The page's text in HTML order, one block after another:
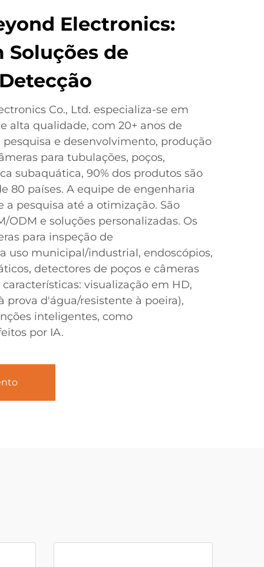
Electronics:
Soluções de
Co., Ltd. especializa-se em
alta qualidade, com 20+ anos de
e desenvolvimento, produção
para tubulações, poços,
subaquática, 90% dos produtos são
80 países. A equipe de engenharia
a pesquisa até a otimização. São
ODM e soluções personalizadas. Os
para inspeção de
uso municipal/industrial, endoscópios,
detectores de poços e câmeras
visualização em HD,
prova d'água/resistente à poeira),
inteligentes, como
por IA.